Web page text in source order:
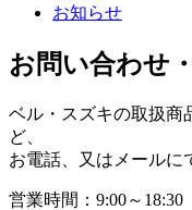
お知らせ
お問い合わせ
ベル・スズキの取扱商
ど、
お電話、又はメールに
営業時間： 9:00～18:30